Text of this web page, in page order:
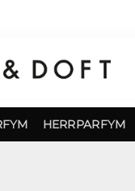
HERRPARFYM